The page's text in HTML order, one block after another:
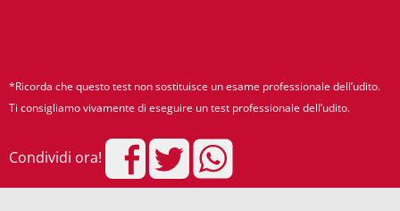
*Ricorda che questo test non sostituisce un esame professionale dell’udito.
Ti consigliamo vivamente di eseguire un test professionale dell’udito.
Condividi ora!